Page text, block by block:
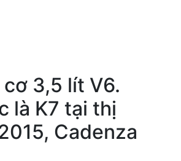
3,5 lít V6.
là K7 tại thị
Cadenza